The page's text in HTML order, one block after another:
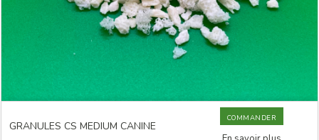
GRANULES CS MEDIUM CANINE
COMMANDER